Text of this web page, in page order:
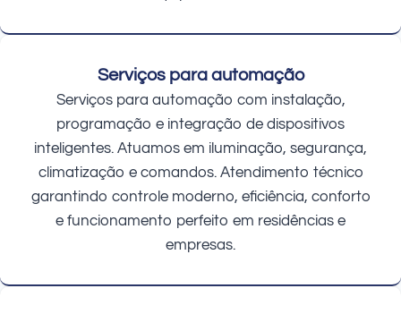
Serviços para automação
Serviços para automação com instalação,
programação e integração de dispositivos
inteligentes. Atuamos em iluminação, segurança,
climatização e comandos. Atendimento técnico
garantindo controle moderno, eficiência, conforto
e funcionamento perfeito em residências e
empresas.